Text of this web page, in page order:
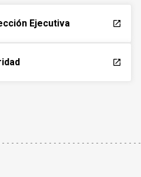
Ejecutiva launch
launch